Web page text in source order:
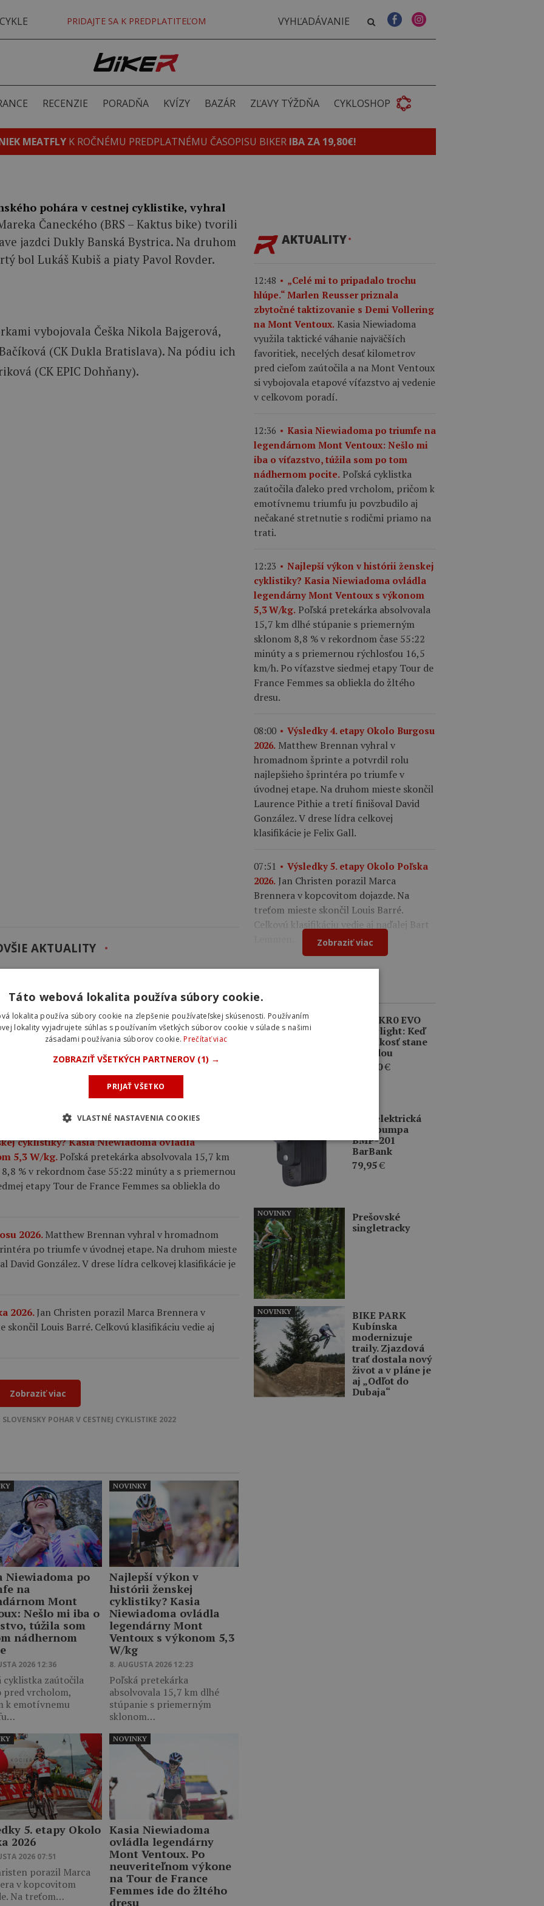
PRIDAJTE SA K PREDPLATITEĽOM
RECENZIE PORADŇA KVÍZY BAZÁR ZĽAVY TÝŽDŇA CYKLOSHOP
MEATFLY K ROČNÉMU PREDPLATNÉMU ČASOPISU BIKER IBA ZA 19,80€!
pohára v cestnej cyklistike, vyhral
Čaneckého (BRS – Kaktus bike) tvorili
jazdci Dukly Banská Bystrica. Na druhom
bol Lukáš Kubiš a piaty Pavol Rovder.
vybojovala Češka Nikola Bajgerová,
(CK Dukla Bratislava). Na pódiu ich
(CK EPIC Dohňany).
AKTUALITY
Marlen Reusser priznala zbytočné
Ventoux.Kasia Niewiadoma využila taktické
desať kilometrov pred cieľom zaútočila a na Mont
aj vedenie v celkovom poradí.
legendárnom Mont Ventoux: Nešlo mi iba o
pocite.
Poľská cyklistka zaútočila ďaleko pred
ju povzbudilo aj nečakané stretnutie s rodičmi
cyklistiky? Kasia Niewiadoma ovládla
5,3 W/kg.Poľská pretekárka absolvovala 15,7 km
% v rekordnom čase 55:22 minúty a s priemernou
etapy Tour de France Femmes sa obliekla do
2026.Matthew Brennan vyhral v hromadnom
po triumfe v úvodnej etape. Na druhom mieste
David González. V drese lídra celkovej klasifikácie je
2026.Jan Christen porazil Marca Brennera v
Louis Barré. Celkovú klasifikáciu vedie aj
Zobraziť viac
SLOVENSKY POHAR V CESTNEJ CYKLISTIKE 2022
Niewiadoma po
na
Mont
Nešlo mi iba o
túžila som
nádhernom
2026 12:36
cyklistka zaútočila
pred vrcholom,
k emotívnemu
Najlepší výkon v
histórii ženskej
cyklistiky? Kasia
Niewiadoma ovládla
legendárny Mont
Ventoux s výkonom 5,3
W/kg
8. AUGUSTA 2026 12:23
Poľská pretekárka
absolvovala 15,7 km dlhé
stúpanie s priemerným
sklonom…
NOVINKY
5. etapy Okolo
2026
2026 07:51
porazil Marca
v kopcovitom
Na treťom…
Kasia Niewiadoma
ovládla legendárny
Mont Ventoux. Po
neuveriteľnom výkone
na Tour de France
Femmes ide do žltého
dresu
NOVINKY
AKTUALITY
12:48
„Celé mi to pripadalo trochu
hlúpe.“ Marlen Reusser priznala
zbytočné taktizovanie s Demi Vollering
na Mont Ventoux. Kasia Niewiadoma
využila taktické váhanie najväčších
favoritiek, necelých desať kilometrov
pred cieľom zaútočila a na Mont Ventoux
si vybojovala etapové víťazstvo aj vedenie
v celkovom poradí.
12:36
Kasia Niewiadoma po triumfe na
legendárnom Mont Ventoux: Nešlo mi
iba o víťazstvo, túžila som po tom
nádhernom pocite. Poľská cyklistka
zaútočila ďaleko pred vrcholom, pričom k
emotívnemu triumfu ju povzbudilo aj
nečakané stretnutie s rodičmi priamo na
trati.
12:23
Najlepší výkon v histórii ženskej
cyklistiky? Kasia Niewiadoma ovládla
legendárny Mont Ventoux s výkonom
5,3 W/kg. Poľská pretekárka absolvovala
15,7 km dlhé stúpanie s priemerným
sklonom 8,8 % v rekordnom čase 55:22
minúty a s priemernou rýchlosťou 16,5
km/h. Po víťazstve siedmej etapy Tour de
France Femmes sa obliekla do žltého
dresu.
08:00
Výsledky 4. etapy Okolo Burgosu
2026. Matthew Brennan vyhral v
hromadnom šprinte a potvrdil rolu
najlepšieho šprintéra po triumfe v
úvodnej etape. Na druhom mieste skončil
Laurence Pithie a tretí finišoval David
González. V drese lídra celkovej
klasifikácie je Felix Gall.
07:51
Výsledky 5. etapy Okolo Poľska
2026. Jan Christen porazil Marca
Brennera v kopcovitom dojazde. Na
treťom mieste skončil Louis Barré.
Celkovú klasifikáciu vedie aj naďalej Bart
Zobraziť viac
INZERCIA
DMT KR0 EVO
Superlight: Keď
sa ľahkosť stane
výhodou
409,00€
NOVINKY
BBB elektrická
mini pumpa
BMP-201
BarBank
79,95€
Prešovské
singletracky
NOVINKY
BIKE PARK
Kubínska
modernizuje
traily. Zjazdová
trať dostala nový
život a v pláne je
aj „Odľot do
Dubaja“
NOVINKY
Táto webová lokalita používa súbory cookie.
lokalita používa súbory cookie na zlepšenie používateľskej skúsenosti. Používaním
lokality vyjadrujete súhlas s používaním všetkých súborov cookie v súlade s našimi
zásadami používania súborov cookie.Prečítať viac
ZOBRAZIŤ VŠETKÝCH PARTNEROV (1) →
PRIJAŤ VŠETKO
VLASTNÉ NASTAVENIA COOKIES